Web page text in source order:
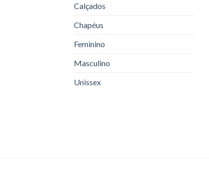
Calçados
Chapéus
Feminino
Masculino
Unissex